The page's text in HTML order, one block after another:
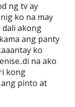
ng tv ay
ko na may
akong
ang panty
ko
na ako
kong
pinto at